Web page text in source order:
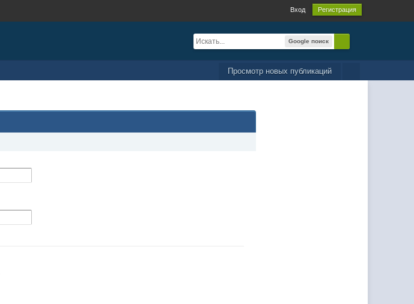
Вход Регистрация
Google поиск
Просмотр новых публикаций